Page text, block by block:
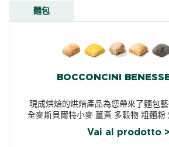
麵包
BOCCONCINI
現成烘焙的烘焙產品為您帶來了麵包
全麥斯貝爾特小麥 薑黃 多穀物 粗麵粉
Vai al prodotto